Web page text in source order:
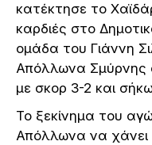
κατέκτησε το
καρδιές στο
ομάδα του Γιάννη
Απόλλωνα Σμύρνης
με σκορ 3-2 και
Το ξεκίνημα του
Απόλλωνα να χάνει